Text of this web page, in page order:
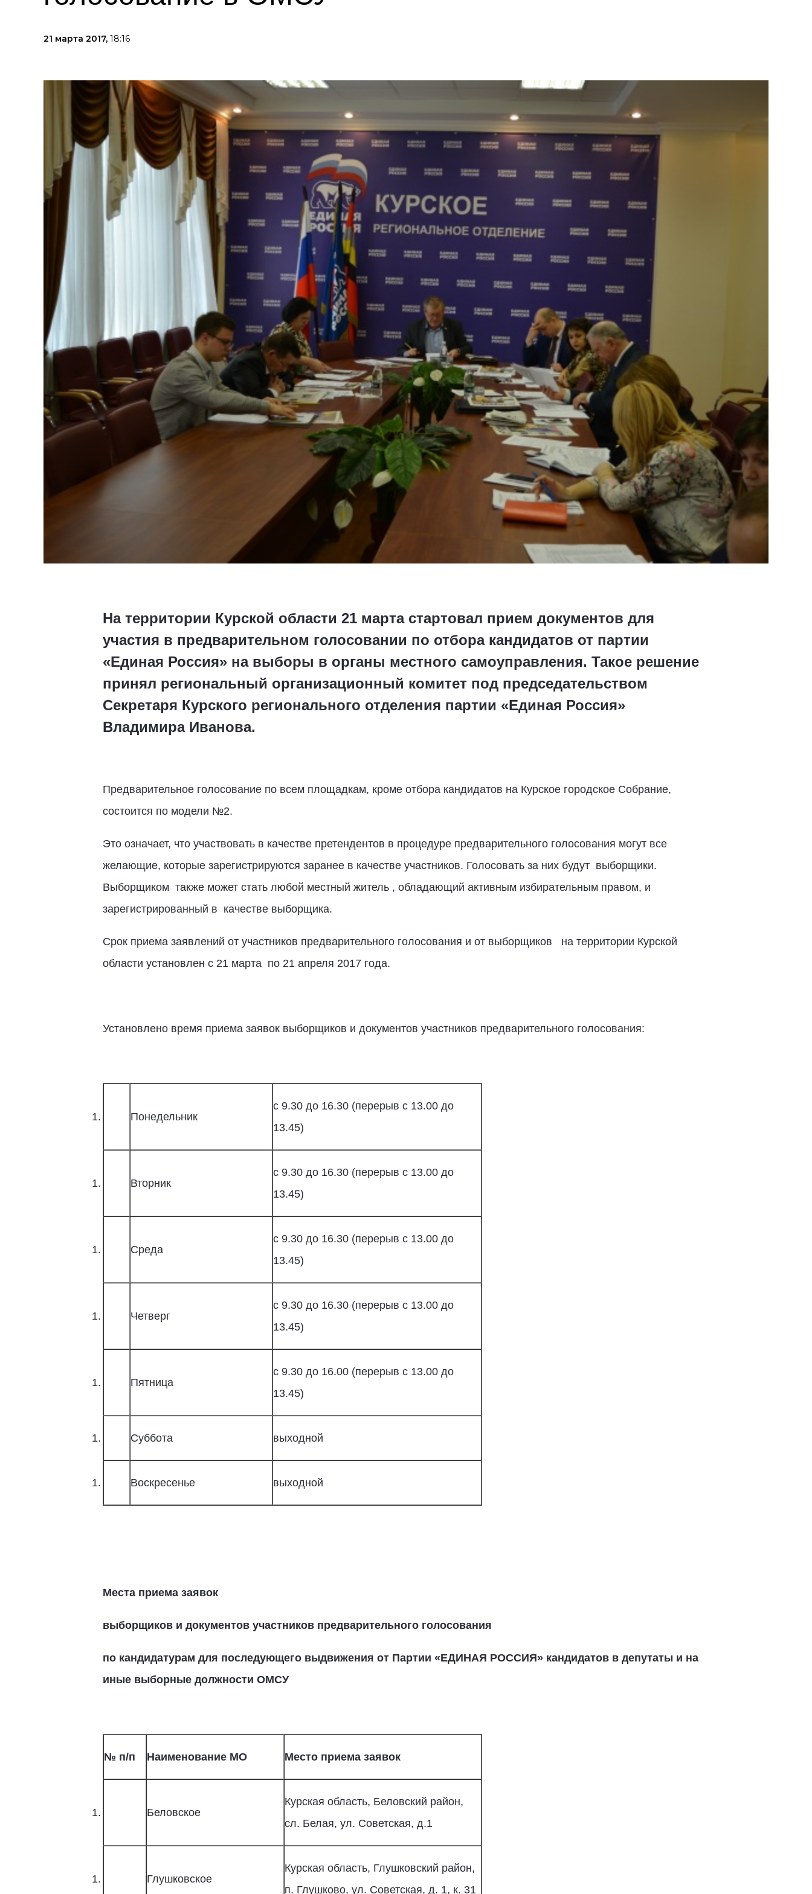
21 марта 2017, 18:16
На территории Курской области 21 марта стартовал прием документов для
участия в предварительном голосовании по отбора кандидатов от партии
«Единая Россия» на выборы в органы местного самоуправления. Такое решение
принял региональный организационный комитет под председательством
Секретаря Курского регионального отделения партии «Единая Россия»
Владимира Иванова.
Предварительное голосование по всем площадкам, кроме отбора кандидатов на Курское городское Собрание,
состоится по модели №2.
Это означает, что участвовать в качестве претендентов в процедуре предварительного голосования могут все
желающие, которые зарегистрируются заранее в качестве участников. Голосовать за них будут выборщики.
Выборщиком также может стать любой местный житель , обладающий активным избирательным правом, и
зарегистрированный в качестве выборщика.
Срок приема заявлений от участников предварительного голосования и от выборщиков на территории Курской
области установлен с 21 марта по 21 апреля 2017 года.
Установлено время приема заявок выборщиков и документов участников предварительного голосования:
Понедельник
с 9.30 до 16.30 (перерыв с 13.00 до
13.45)
Вторник
с 9.30 до 16.30 (перерыв с 13.00 до
13.45)
Среда
с 9.30 до 16.30 (перерыв с 13.00 до
13.45)
Четверг
с 9.30 до 16.30 (перерыв с 13.00 до
13.45)
Пятница
с 9.30 до 16.00 (перерыв с 13.00 до
13.45)
Суббота выходной
Воскресенье выходной
Места приема заявок
выборщиков и документов участников предварительного голосования
по кандидатурам для последующего выдвижения от Партии «ЕДИНАЯ РОССИЯ» кандидатов в депутаты и на
иные выборные должности ОМСУ
№ п/п Наименование МО Место приема заявок
Беловское
Курская область, Беловский район,
сл. Белая, ул. Советская, д.1
Глушковское
Курская область, Глушковский район,
п. Глушково, ул. Советская, д. 1, к. 31